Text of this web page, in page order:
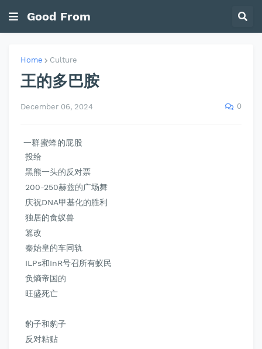
Good From
Home Culture
王的多巴胺
December 06, 2024 0
一群蜜蜂的屁股
投给
黑熊一头的反对票
200-250赫兹的广场舞
庆祝DNA甲基化的胜利
独居的食蚁兽
篡改
秦始皇的车同轨
ILPs和InR号召所有蚁民
负熵帝国的
旺盛死亡
豹子和豹子
反对粘贴